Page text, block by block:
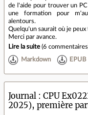
de l'aide pour trouver un
une formation pour
alentours.
Quelqu'un saurait où je peux
Merci par avance.
Lire la suite (6 commentaires
Markdown EPUB
Journal
CPU
2025), première